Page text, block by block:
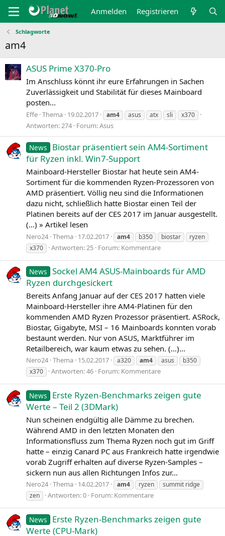
Anmelden Registrieren
Schlagworte
am4
ASUS Prime X370-Pro
Im Anschluss könnt ihr eure Erfahrungen in Sachen
Zuverlässigkeit und Stabilität für dieses Mainboard
posten...
Effe Thema 19.02.2017 am4 asus atx sli x370
Antworten: 274 Forum:Asus
News
Biostar präsentiert sein AM4-Sortiment
für Ryzen inkl. Win7-Support
Mainboard-Hersteller Biostar hat heute sein AM4-
Sortiment für die kommenden Ryzen-Prozessoren von
AMD präsentiert. Völlig neu sind die Informationen
dazu nicht, schließlich hatte Biostar einen Teil der
Platinen bereits auf der CES 2017 im Januar ausgestellt.
(…) » Artikel lesen
Nero24 Thema 17.02.2017 am4 b350 biostar
ryzen
x370
Antworten: 25 Forum: Kommentare
News Sockel AM4 ASUS-Mainboards für AMD
Ryzen durchgesickert
Bereits Anfang Januar auf der CES 2017 hatten viele
Mainboard-Hersteller ihre AM4-Platinen für den
kommenden AMD Ryzen Prozessor präsentiert. ASRock,
Biostar, Gigabyte, MSI – 16 Mainboards konnten vorab
bestaunt werden. Nur von ASUS, Marktführer im
Retailbereich, war kaum etwas zu sehen. (…)...
Nero24 Thema 15.02.2017 a320 am4 asus
b350
x370
Antworten: 46 Forum: Kommentare
News
Erste Ryzen-Benchmarks zeigen gute
Werte – Teil 2 (3DMark)
Nun scheinen endgültig alle Dämme zu brechen.
Während AMD in den letzten Monaten den
Informationsfluss zum Thema Ryzen noch gut im Griff
hatte – einzig Canard PC aus Frankreich hatte irgendwie
vorab Zugriff erhalten auf diverse Ryzen-Samples –
sickern nun aus allen Richtungen Infos zur...
Nero24 Thema 14.02.2017 am4 ryzen
summit ridge
zen
Antworten: 0 Forum: Kommentare
News
Erste Ryzen-Benchmarks zeigen gute
Werte (CPU-Mark)